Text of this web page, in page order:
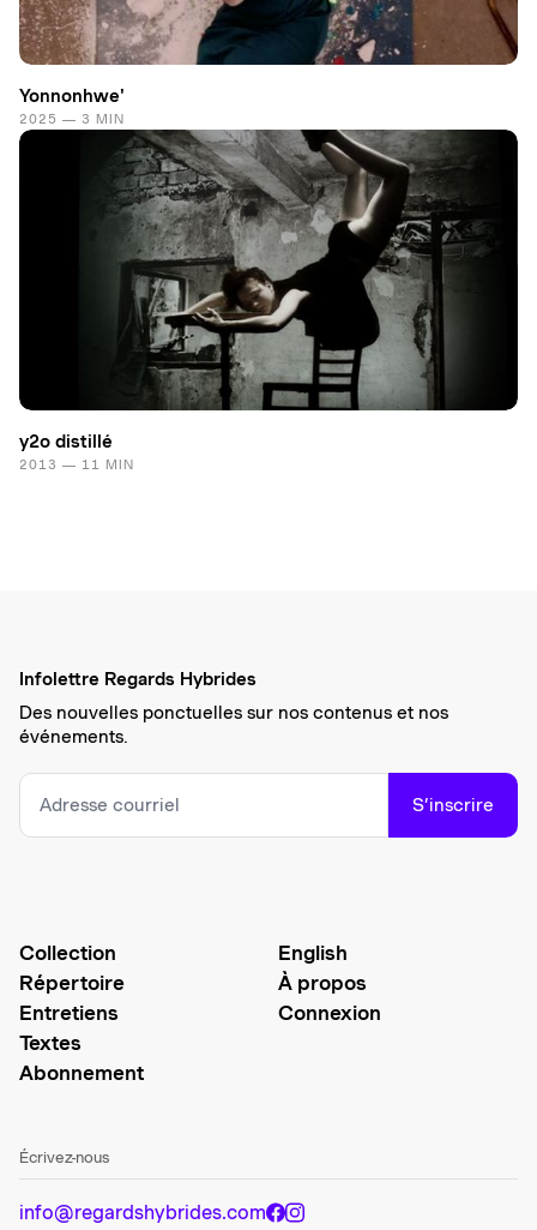
Yonnonhwe'
2025 — 3 MIN
y2o distillé
2013 — 11 MIN
Infolettre Regards Hybrides
Des nouvelles ponctuelles sur nos contenus et nos
événements.
S’inscrire
Collection
Répertoire
Entretiens
Textes
Abonnement
English
À propos
Connexion
Écrivez-nous
info@regardshybrides.com